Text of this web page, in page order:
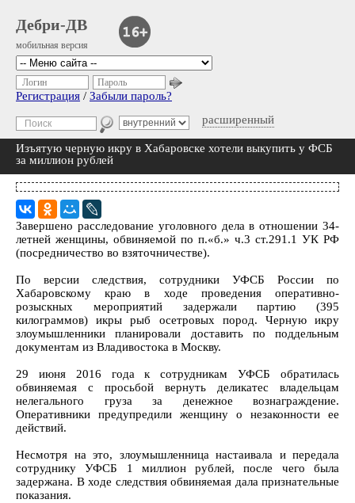
Дебри-ДВ
мобильная версия
расширенный
Логин Пароль
Регистрация / Забыли пароль?
Изъятую черную икру в Хабаровске хотели выкупить у ФСБ
за миллион рублей
Завершено расследование уголовного дела в отношении 34-
летней женщины, обвиняемой по п.«б.» ч.3 ст.291.1 УК РФ
(посредничество во взяточничестве).
По версии следствия, сотрудники УФСБ России по
Хабаровскому краю в ходе проведения оперативно-
розыскных мероприятий задержали партию (395
килограммов) икры рыб осетровых пород. Черную икру
злоумышленники планировали доставить по поддельным
документам из Владивостока в Москву.
29 июня 2016 года к сотрудникам УФСБ обратилась
обвиняемая с просьбой вернуть деликатес владельцам
нелегального груза за денежное вознаграждение.
Оперативники предупредили женщину о незаконности ее
действий.
Несмотря на это, злоумышленница настаивала и передала
сотруднику УФСБ 1 миллион рублей, после чего была
задержана. В ходе следствия обвиняемая дала признательные
показания.